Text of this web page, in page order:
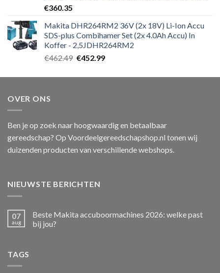
€360.35
Makita DHR264RM2 36V (2x 18V) Li-Ion Accu
SDS-plus Combihamer Set (2x 4.0Ah Accu) In
Koffer - 2,5JDHR264RM2
€462.49 Oorspronkelijke
was:
€452.99Huidige
is:
OVER ONS
Ben je op zoek naar hoogwaardig en betaalbaar
gereedschap? Op Voordeelgereedschapshop.nl tonen wij
duizenden producten van verschillende webshops.
NIEUWSTE BERICHTEN
07
aug
Beste Makita accuboormachines 2026: welke past
bij jou?
TAGS